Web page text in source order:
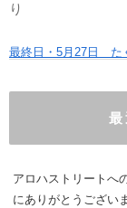
り
最終日・5月27日 た
アロハストリートへ
にありがとうござい